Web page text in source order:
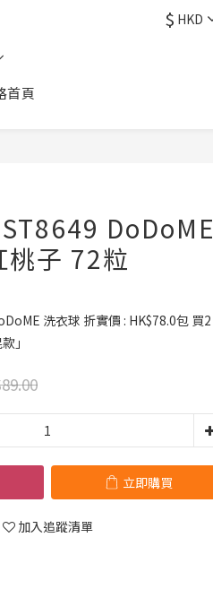
$ HKD
首頁
ST8649 DoDoME
桃子 72粒
洗衣球 折實價 : HK$78.0包 買2
」
立即購買
加入追蹤清單